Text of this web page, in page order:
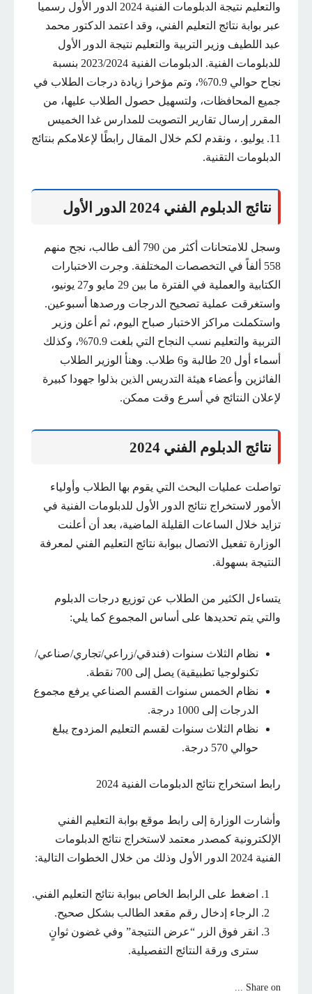
والتعليم نتيجة الدبلومات الفنية 2024 الدور الأول رسميا
عبر بوابة نتائج التعليم الفني، وقد اعتمد الدكتور محمد
عبد اللطيف وزير التربية والتعليم نتيجة الدور الأول
للدبلومات الفنية. الدبلومات الفنية 2023/2024 بنسبة
نجاح حوالي 70.9%، وتم مؤخرا زيادة درجات الطلاب في
جميع المحافظات، ولتسهيل حصول الطلاب عليها، من
المقرر إرسال تقارير التصويت للمدارس غدا الخميس
11. يوليو. ، ونقدم لكم خلال المقال رابطًا لإعلامكم بنتائج
الدبلومات التقنية.
نتائج الدبلوم الفني 2024 الدور الأول
وسجل للامتحانات أكثر من 790 ألف طالب، نجح منهم
558 ألفاً في التخصصات المختلفة. وجرت الاختبارات
الكتابية والعملية في الفترة ما بين 29 مايو و27 يونيو،
واستغرقت عملية تصحيح الدرجات ورصدها أسبوعين.
واستكملت مراكز الاختبار صباح اليوم، ثم أعلن وزير
التربية والتعليم نسب النجاح التي بلغت 70.9%، وكذلك
أسماء أول 20 طالبة و6 طلاب. وهنأ الوزير الطلاب
الفائزين وأعضاء هيئة التدريس الذين بذلوا جهودا كبيرة
لإعلان النتائج في أسرع وقت ممكن.
نتائج الدبلوم الفني 2024
تواصلت عمليات البحث التي يقوم بها الطلاب وأولياء
الأمور لاستخراج نتائج الدور الأول للدبلومات الفنية في
تزايد خلال الساعات القليلة الماضية، بعد أن أعلنت
الوزارة تفعيل الاتصال ببوابة نتائج التعليم الفني لمعرفة
النتيجة بسهولة.
يتساءل الكثير من الطلاب عن توزيع درجات الدبلوم
والتي يتم تحديدها على أساس المجموع كما يلي:
نظام الثلاث سنوات (فندقي/زراعي/تجاري/صناعي/
تكنولوجيا تطبيقية) يصل إلى 700 نقطة.
نظام الخمس سنوات القسم الصناعي يرفع مجموع
الدرجات إلى 1000 درجة.
نظام الثلاث سنوات لقسم التعليم المزدوج يبلغ
حوالي 570 درجة.
رابط استخراج نتائج الدبلومات الفنية 2024
وأشارت الوزارة إلى رابط موقع بوابة التعليم الفني
الإلكترونية كمصدر معتمد لاستخراج نتائج الدبلومات
الفنية 2024 الدور الأول وذلك من خلال الخطوات التالية:
اضغط على الرابط الخاص ببوابة نتائج التعليم الفني.
الرجاء إدخال رقم مقعد الطالب بشكل صحيح.
انقر فوق الزر “عرض النتيجة” وفي غضون ثوانٍ
سترى ورقة النتائج التفصيلية.
Share on ...